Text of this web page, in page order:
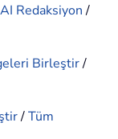
AI Redaksiyon/
Birleştir/
/Tüm